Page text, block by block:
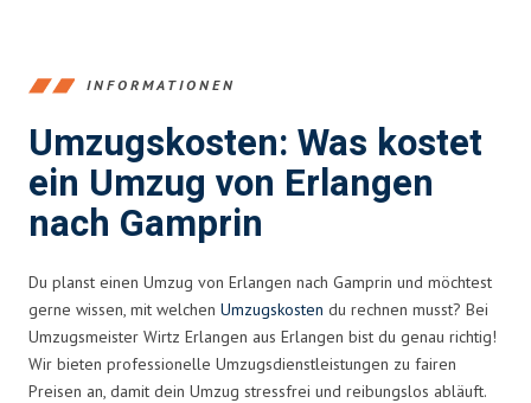
INFORMATIONEN
Umzugskosten: Was kostet
ein Umzug von Erlangen
nach Gamprin
Du planst einen Umzug von Erlangen nach Gamprin und möchtest
gerne wissen, mit welchen Umzugskosten du rechnen musst? Bei
Umzugsmeister Wirtz Erlangen aus Erlangen bist du genau richtig!
Wir bieten professionelle Umzugsdienstleistungen zu fairen
Preisen an, damit dein Umzug stressfrei und reibungslos abläuft.